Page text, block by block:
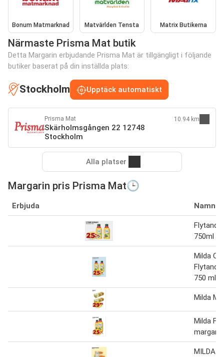
Bonum Matmarknad Matvärlden Tensta Matrix Butikerna
Närmaste Prisma Mat butik
Detta Margarin erbjudande Prisma Mat är tillgängligt i följande
butiker baserat på din inställda plats:
Stockholm Upptäck automatiskt
Prisma Mat
Skärholmsgången 22 12748
Stockholm
10.94 km
Alla platser
Margarin pris Prisma Mat🕒
Erbjuda Namn
750ml
Milda
750 ml
Milda
Milda
MILDA